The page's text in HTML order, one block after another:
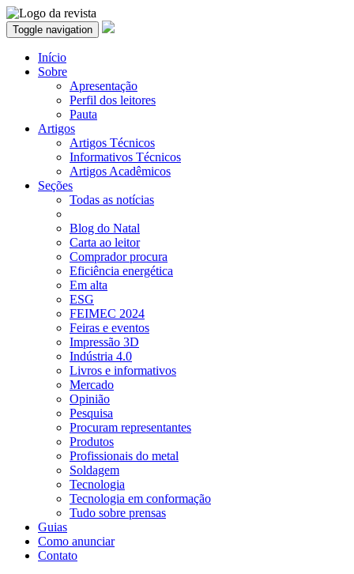
Toggle navigation
Início
Sobre
Apresentação
Perfil dos leitores
Pauta
Artigos
Artigos Técnicos
Informativos Técnicos
Artigos Acadêmicos
Seções
Todas as notícias
Blog do Natal
Carta ao leitor
Comprador procura
Eficiência energética
Em alta
ESG
FEIMEC 2024
Feiras e eventos
Impressão 3D
Indústria 4.0
Livros e informativos
Mercado
Opinião
Pesquisa
Procuram representantes
Produtos
Profissionais do metal
Soldagem
Tecnologia
Tecnologia em conformação
Tudo sobre prensas
Guias
Como anunciar
Contato